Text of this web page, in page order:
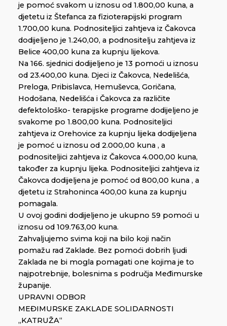
je pomoć svakom u iznosu od 1.800,00 kuna, a
djetetu iz Štefanca za fizioterapijski program
1.700,00 kuna. Podnositeljici zahtjeva iz Čakovca
dodijeljeno je 1.240,00, a podnositelju zahtjeva iz
Belice 400,00 kuna za kupnju lijekova.
Na 166. sjednici dodijeljeno je 13 pomoći u iznosu
od 23.400,00 kuna. Djeci iz Čakovca, Nedelišća,
Preloga, Pribislavca, Hemuševca, Goričana,
Hodošana, Nedelišća i Čakovca za različite
defektološko- terapijske programe dodijeljeno je
svakome po 1.800,00 kuna. Podnositeljici
zahtjeva iz Orehovice za kupnju lijeka dodijeljena
je pomoć u iznosu od 2.000,00 kuna , a
podnositeljici zahtjeva iz Čakovca 4.000,00 kuna,
također za kupnju lijeka. Podnositeljici zahtjeva iz
Čakovca dodijeljena je pomoć od 800,00 kuna , a
djetetu iz Strahoninca 400,00 kuna za kupnju
pomagala.
U ovoj godini dodijeljeno je ukupno 59 pomoći u
iznosu od 109.763,00 kuna.
Zahvaljujemo svima koji na bilo koji način
pomažu rad Zaklade. Bez pomoći dobrih ljudi
Zaklada ne bi mogla pomagati one kojima je to
najpotrebnije, bolesnima s područja Međimurske
županije.
UPRAVNI ODBOR
MEĐIMURSKE ZAKLADE SOLIDARNOSTI
„KATRUŽA“